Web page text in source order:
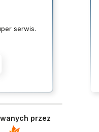
serwis.
przez